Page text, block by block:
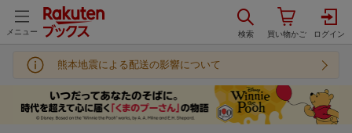
メニュー
熊本地震による配送の影響について